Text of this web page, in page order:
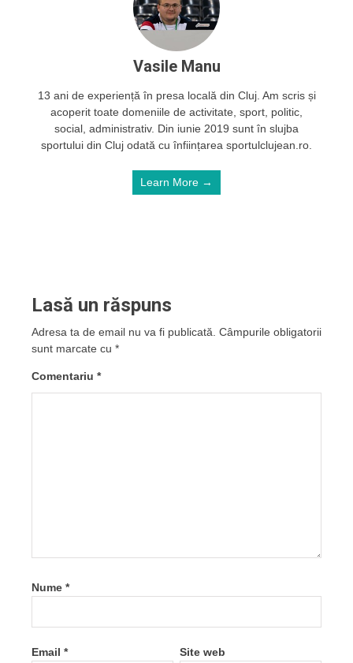
Vasile Manu
13 ani de experiență în presa locală din Cluj. Am scris și
acoperit toate domeniile de activitate, sport, politic,
social, administrativ. Din iunie 2019 sunt în slujba
sportului din Cluj odată cu înființarea sportulclujean.ro.
Learn More →
Lasă un răspuns
Adresa ta de email nu va fi publicată. Câmpurile obligatorii
sunt marcate cu *
Comentariu *
Nume *
Email * Site web